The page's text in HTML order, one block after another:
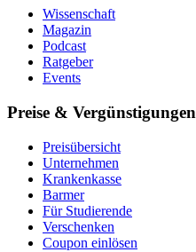
Wissenschaft
Magazin
Podcast
Ratgeber
Events
Preise & Vergünstigungen
Preisübersicht
Unternehmen
Krankenkasse
Barmer
Für Studierende
Ver­schen­ken
Coupon einlösen